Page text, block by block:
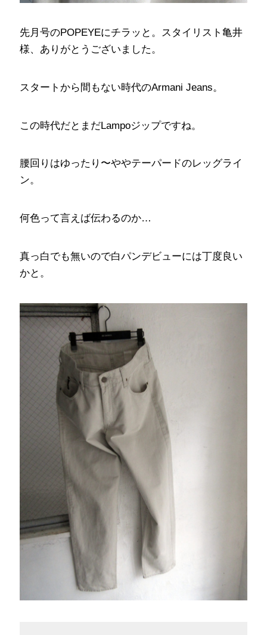
先月号のPOPEYEにチラッと。スタイリスト亀井
様、ありがとうございました。
スタートから間もない時代のArmani Jeans。
この時代だとまだLampoジップですね。
腰回りはゆったり〜ややテーパードのレッグライ
ン。
何色って言えば伝わるのか…
真っ白でも無いので白パンデビューには丁度良い
かと。